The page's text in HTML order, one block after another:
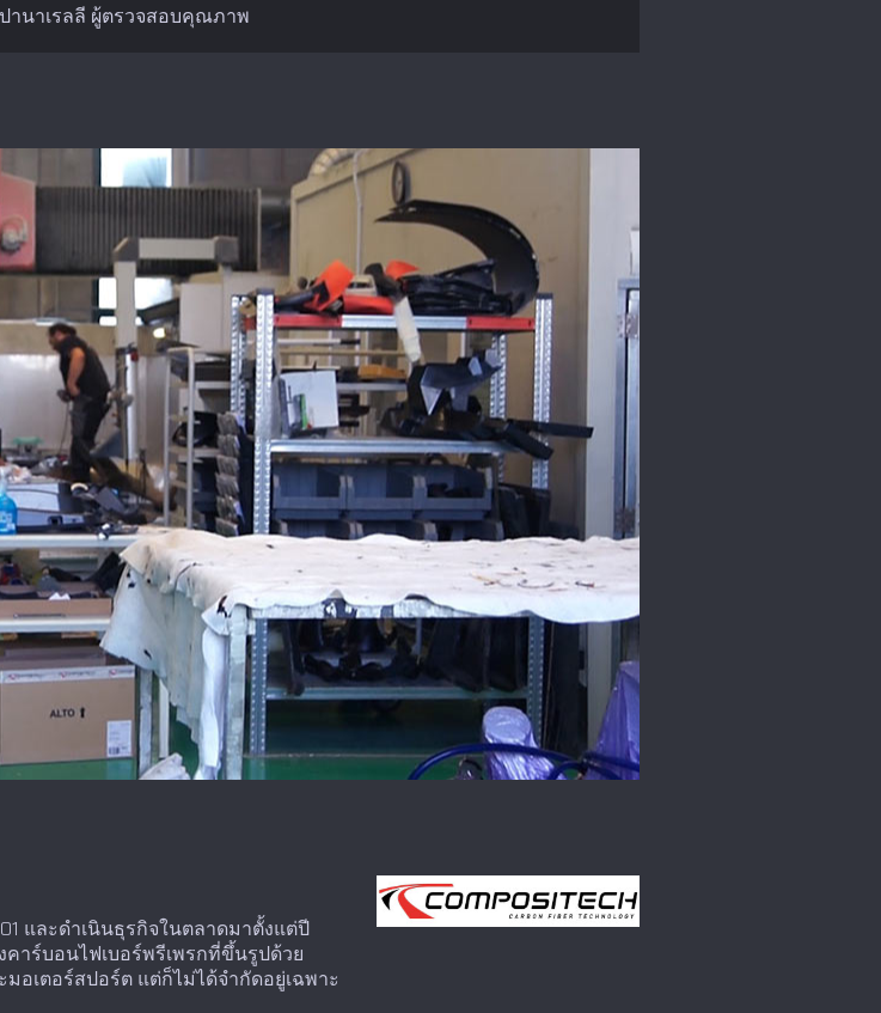
านาเรลลี ผู้ตรวจสอบคุณภาพ
และดำเนินธุรกิจในตลาดมาตั้งแต่ปี
าร์บอนไฟเบอร์พรีเพรกที่ขึ้นรูปด้วย
เตอร์สปอร์ต แต่ก็ไม่ได้จำกัดอยู่เฉพาะ